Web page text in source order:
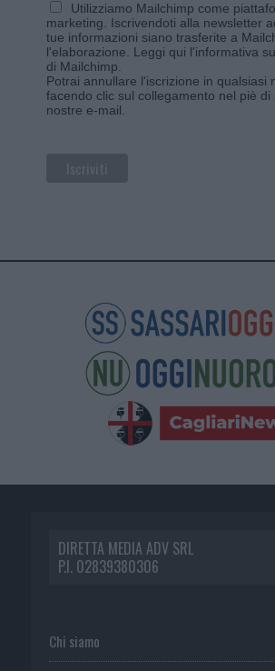
Utilizziamo Mailchimp come
marketing. Iscrivendoti alla newsletter
tue informazioni siano trasferite a
l'elaborazione. Leggi qui l'informativa
di Mailchimp.
Potrai annullare l'iscrizione in qualsiasi
facendo clic sul collegamento nel piè di
nostre e-mail.
DIRETTA MEDIA ADV SRL
P.I. 02839380306
Chi siamo